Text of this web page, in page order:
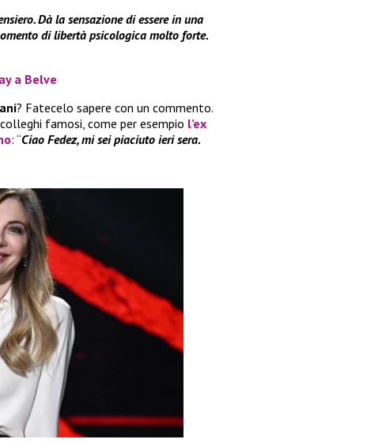
Dà la sensazione di essere in una
di libertà psicologica molto forte.
a Belve
? Fatecelo sapere con un commento.
famosi, come per esempio l’ex
: “Ciao Fedez, mi sei piaciuto ieri sera.